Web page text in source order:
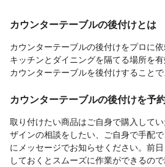
カウンターテーブルの後付けとは
カウンターテーブルの後付けをプロに依
キッチンとダイニングを隔てる場所を有
カウンターテーブルを後付けすることで
カウンターテーブルの後付けを予
取り付けたい商品はご自身で購入して
ザインの相談をしたい、ご自身で手配
にメッセージでお知らせください。前
しておくとスムーズに作業ができるので